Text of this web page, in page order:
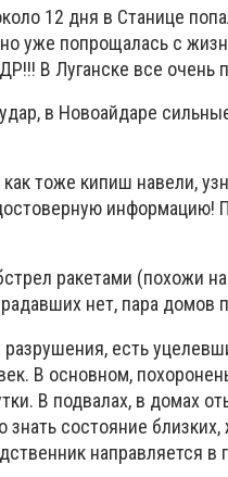
12 дня в Станице
уже попрощалась с
В Луганске все очень
в Новоайдаре
тоже кипиш навели,
информацию!
ракетами (похожи
нет, пара домов
есть
В основном,
В подвалах, в домах
состояние
направляется в